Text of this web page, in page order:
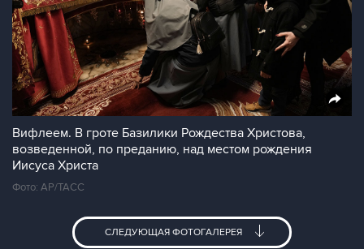
Вифлеем. В гроте Базилики Рождества Христова,
возведенной, по преданию, над местом рождения
Иисуса Христа
Фото: AP/ТАСС
СЛЕДУЮЩАЯ ФОТОГАЛЕРЕЯ